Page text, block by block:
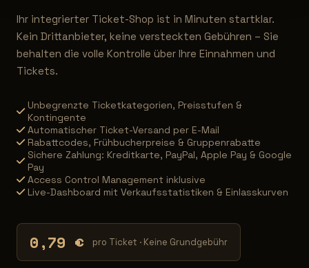
Ihr integrierter Ticket-Shop ist in Minuten startklar.
Kein Drittanbieter, keine versteckten Gebühren – Sie
behalten die volle Kontrolle über Ihre Einnahmen und
Tickets.
Unbegrenzte Ticketkategorien, Preisstufen &
Kontingente
Automatischer Ticket-Versand per E-Mail
Rabattcodes, Frühbucherpreise & Gruppenrabatte
Sichere Zahlung: Kreditkarte, PayPal, Apple Pay & Google
Pay
Access Control Management inklusive
Live-Dashboard mit Verkaufsstatistiken & Einlasskurven
0,79 € pro Ticket · Keine Grundgebühr